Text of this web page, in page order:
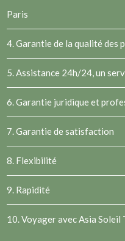
Paris
4. Garantie de la qualité des
5. Assistance 24h/24, un
6. Garantie juridique et
7. Garantie de satisfaction
8. Flexibilité
9. Rapidité
10. Voyager avec Asia Soleil